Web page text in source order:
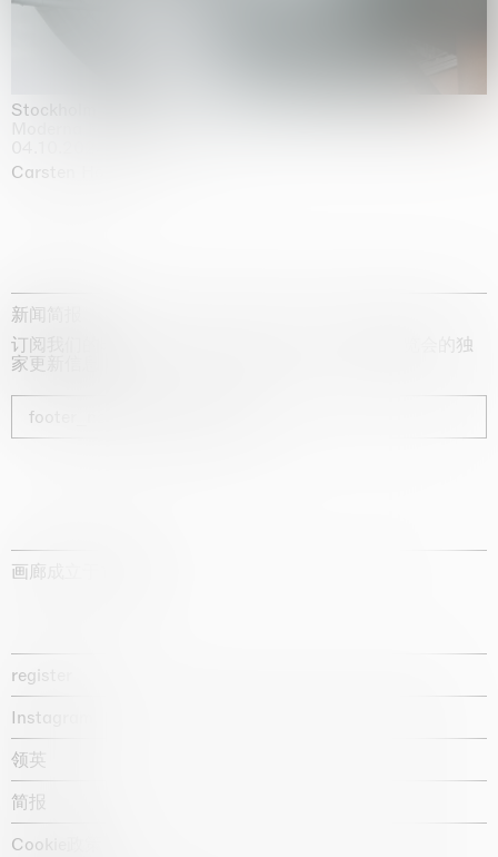
Stockholm Slides
Carsten Höller
新闻简报
订阅我们的时事通讯，获取有关艺术家、展览和博览会的独
家更新信息
footer_newsletter_subscribe
画廊成立于1987年
register
Instagram
领英
简报
Cookie政策